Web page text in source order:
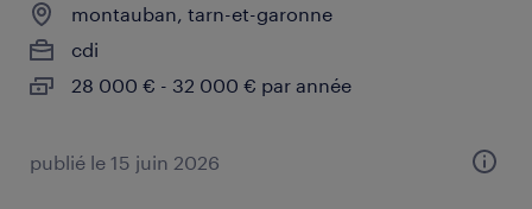
montauban, tarn-et-garonne
cdi
28 000 € - 32 000 € par année
publié le 15 juin 2026